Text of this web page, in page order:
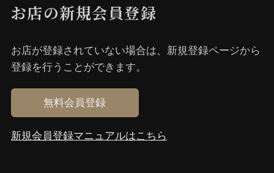
お店の新規会員登録
お店が登録されていない場合は、新規登録ページから
登録を⾏うことができます。
無料会員登録
新規会員登録マニュアルはこちら